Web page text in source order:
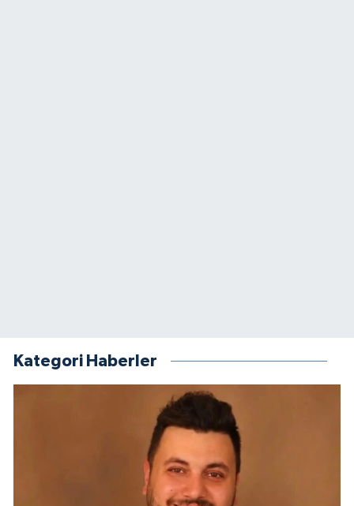
Kategori Haberler